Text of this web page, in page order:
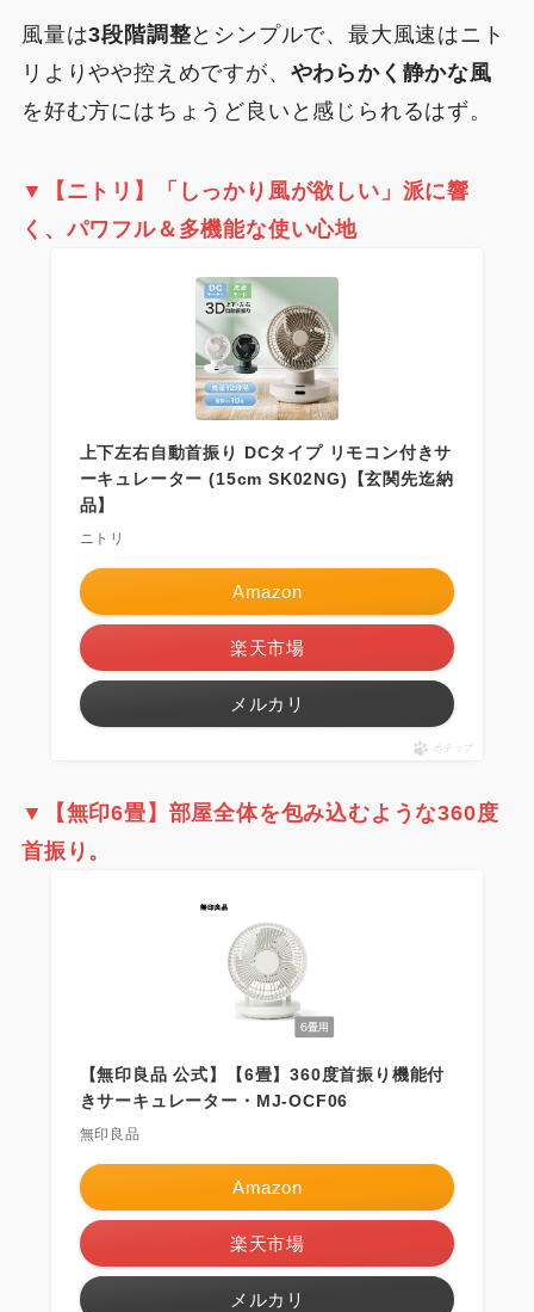
風量は3段階調整とシンプルで、最大風速はニト
リよりやや控えめですが、 やわらかく静かな風
を好む方にはちょうど良いと感じられるはず。
▼【ニトリ】
「しっかり風が欲しい」派に響
く、パワフル＆多機能な使い心地
上下左右自動首振り DCタイプ リモコン付きサ
ーキュレーター (15cm SK02NG)【玄関先迄納
品】
ニトリ
Amazon
楽天市場
メルカリ
ポチップ
▼【無印6畳】 部屋全体を包み込むような360度
首振り。
【無印良品 公式】【6畳】360度首振り機能付
きサーキュレーター・MJ-OCF06
無印良品
Amazon
楽天市場
メルカリ